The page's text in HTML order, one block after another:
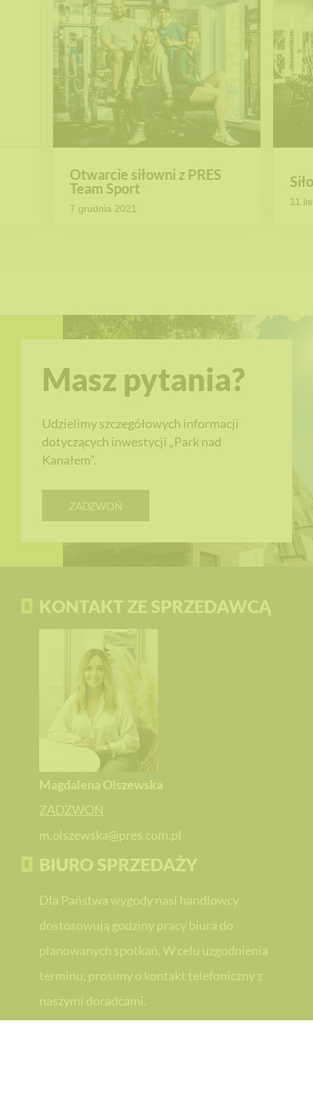
Otwarcie siłowni z PRES
Team Sport
7 grudnia 2021
11
Masz pytania?
Udzielimy szczegółowych informacji
dotyczących inwestycji „Park nad
Kanałem”.
ZADZWOŃ
KONTAKT ZE SPRZEDAWCĄ
Magdalena Olszewska
ZADZWOŃ
m.olszewska@pres.com.pl
BIURO SPRZEDAŻY
Dla Państwa wygody nasi handlowcy
dostosowują godziny pracy biura do
planowanych spotkań. W celu uzgodnienia
terminu, prosimy o kontakt telefoniczny z
naszymi doradcami.